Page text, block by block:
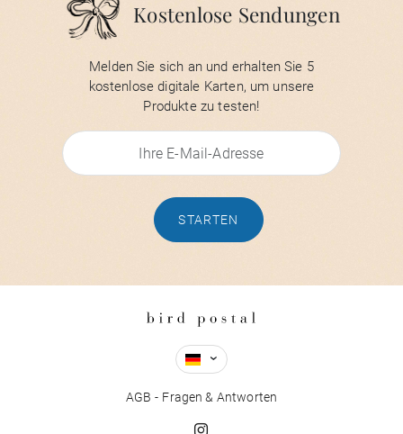
Kostenlose Sendungen
Melden Sie sich an und erhalten Sie 5
kostenlose digitale Karten, um unsere
Produkte zu testen!
STARTEN
AGB Fragen & Antworten